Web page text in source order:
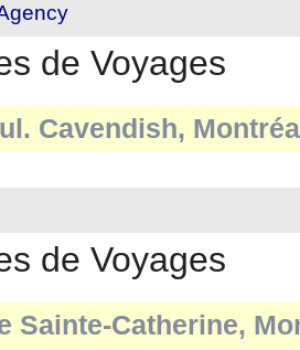
de Voyages
Cavendish,
de Voyages
Sainte-Catherine,